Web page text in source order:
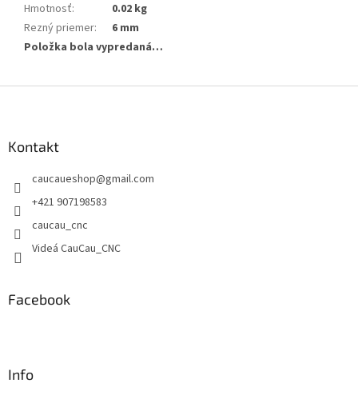
Hmotnosť:
0.02 kg
Rezný priemer:
6 mm
Položka bola vypredaná…
Kontakt
caucaueshop@gmail.com
+421 907198583
caucau_cnc
Videá CauCau_CNC
Facebook
Info